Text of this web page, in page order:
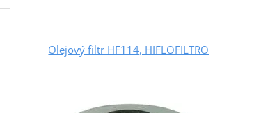
Olejový filtr HF114, HIFLOFILTRO